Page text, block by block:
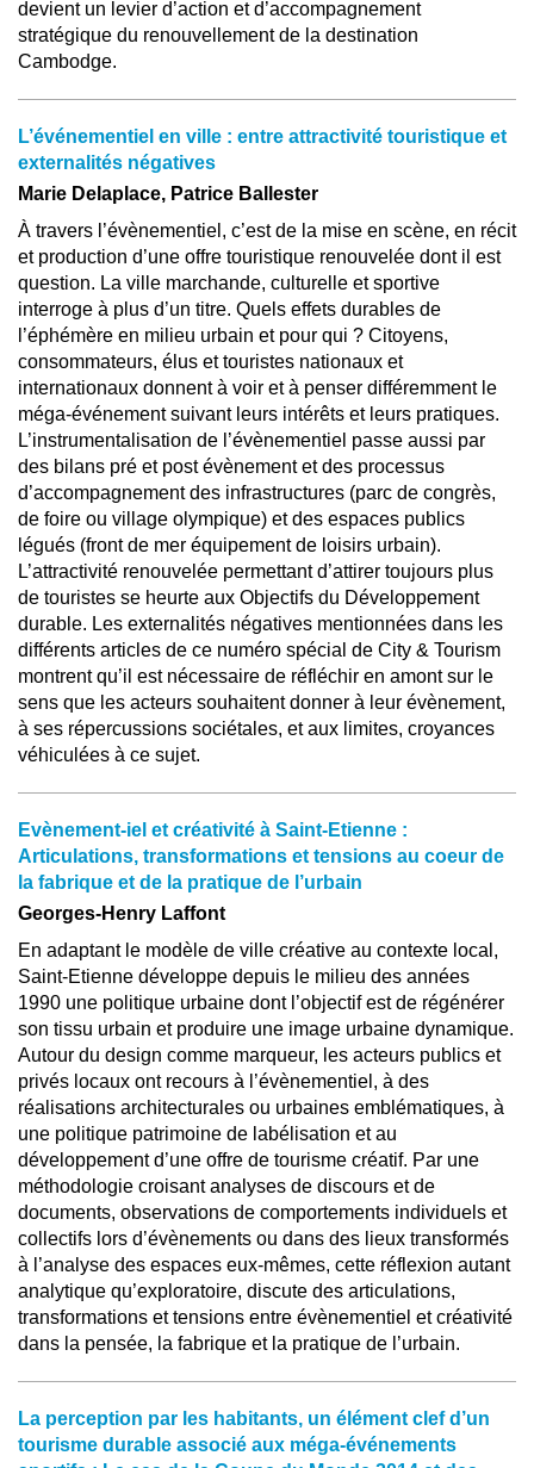
devient un levier d’action et d’accompagnement
stratégique du renouvellement de la destination
Cambodge.
L’événementiel en ville : entre attractivité touristique et
externalités négatives
Marie Delaplace, Patrice Ballester
À travers l’évènementiel, c’est de la mise en scène, en récit
et production d’une offre touristique renouvelée dont il est
question. La ville marchande, culturelle et sportive
interroge à plus d’un titre. Quels effets durables de
l’éphémère en milieu urbain et pour qui ? Citoyens,
consommateurs, élus et touristes nationaux et
internationaux donnent à voir et à penser différemment le
méga-événement suivant leurs intérêts et leurs pratiques.
L’instrumentalisation de l’évènementiel passe aussi par
des bilans pré et post évènement et des processus
d’accompagnement des infrastructures (parc de congrès,
de foire ou village olympique) et des espaces publics
légués (front de mer équipement de loisirs urbain).
L’attractivité renouvelée permettant d’attirer toujours plus
de touristes se heurte aux Objectifs du Développement
durable. Les externalités négatives mentionnées dans les
différents articles de ce numéro spécial de City & Tourism
montrent qu’il est nécessaire de réfléchir en amont sur le
sens que les acteurs souhaitent donner à leur évènement,
à ses répercussions sociétales, et aux limites, croyances
véhiculées à ce sujet.
Evènement-iel et créativité à Saint-Etienne :
Articulations, transformations et tensions au coeur de
la fabrique et de la pratique de l’urbain
Georges-Henry Laffont
En adaptant le modèle de ville créative au contexte local,
Saint-Etienne développe depuis le milieu des années
1990 une politique urbaine dont l’objectif est de régénérer
son tissu urbain et produire une image urbaine dynamique.
Autour du design comme marqueur, les acteurs publics et
privés locaux ont recours à l’évènementiel, à des
réalisations architecturales ou urbaines emblématiques, à
une politique patrimoine de labélisation et au
développement d’une offre de tourisme créatif. Par une
méthodologie croisant analyses de discours et de
documents, observations de comportements individuels et
collectifs lors d’évènements ou dans des lieux transformés
à l’analyse des espaces eux-mêmes, cette réflexion autant
analytique qu’exploratoire, discute des articulations,
transformations et tensions entre évènementiel et créativité
dans la pensée, la fabrique et la pratique de l’urbain.
La perception par les habitants, un élément clef d’un
tourisme durable associé aux méga-événements